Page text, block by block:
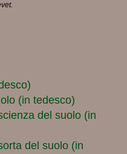
(in tedesco)
del suolo (in
del suolo (in